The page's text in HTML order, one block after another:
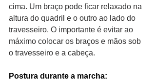
cima. Um braço pode ficar relaxado na
altura do quadril e o outro ao lado do
travesseiro. O importante é evitar ao
máximo colocar os braços e mãos sob
o travesseiro e a cabeça.
Postura durante a marcha: